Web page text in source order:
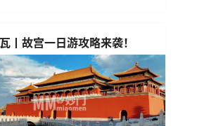
丨故宫一日游攻略来袭！